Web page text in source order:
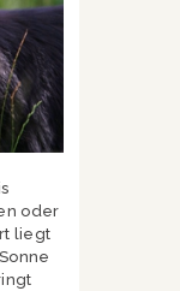
oder
liegt